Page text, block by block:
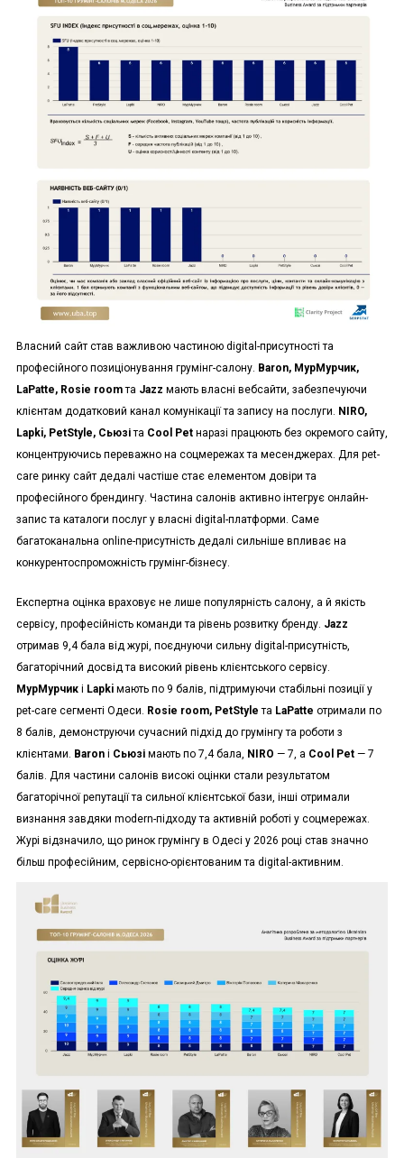
Власний сайт став важливою частиною digital-присутності та
професійного позиціонування грумінг-салону. Baron, МурМурчик,
LaPatte, Rosie roomта Jazz мають власні вебсайти, забезпечуючи
клієнтам додатковий канал комунікації та запису на послуги. NIRO,
Lapki, PetStyle, Сьюзіта Cool Petнаразі працюють без окремого сайту,
концентруючись переважно на соцмережах та месенджерах. Для pet-
care ринку сайт дедалі частіше стає елементом довіри та
професійного брендингу. Частина салонів активно інтегрує онлайн-
запис та каталоги послуг у власні digital-платформи. Саме
багатоканальна online-присутність дедалі сильніше впливає на
конкурентоспроможність грумінг-бізнесу.
Експертна оцінка враховує не лише популярність салону, а й якість
сервісу, професійність команди та рівень розвитку бренду. Jazz
отримав 9,4 бала від журі, поєднуючи сильну digital-присутність,
багаторічний досвід та високий рівень клієнтського сервісу.
МурМурчик і Lapki мають по 9 балів, підтримуючи стабільні позиції у
pet-care сегменті Одеси. Rosie room, PetStyle та LaPatte отримали по
8 балів, демонструючи сучасний підхід до грумінгу та роботи з
клієнтами. Baron і Сьюзі мають по 7,4 бала, NIRO — 7, а Cool Pet— 7
балів. Для частини салонів високі оцінки стали результатом
багаторічної репутації та сильної клієнтської бази, інші отримали
визнання завдяки modern-підходу та активній роботі у соцмережах.
Журі відзначило, що ринок грумінгу в Одесі у 2026 році став значно
більш професійним, сервісно-орієнтованим та digital-активним.